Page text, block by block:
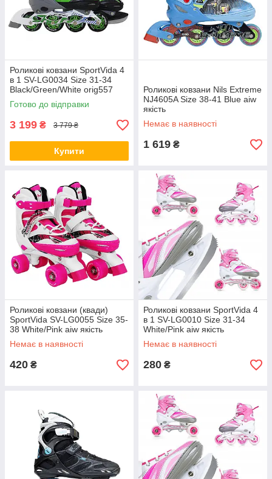
Роликові ковзани SportVida 4
в 1 SV-LG0034 Size 31-34
Black/Green/White orig557
Готово до відправки
3 199 ₴ 3 779 ₴
Купити
Роликові ковзани Nils Extreme
NJ4605A Size 38-41 Blue aiw
якість
Немає в наявності
1 619 ₴
Роликові ковзани (квади)
SportVida SV-LG0055 Size 35-
38 White/Pink aiw якість
Немає в наявності
420 ₴
Роликові ковзани SportVida 4
в 1 SV-LG0010 Size 31-34
White/Pink aiw якість
Немає в наявності
280 ₴